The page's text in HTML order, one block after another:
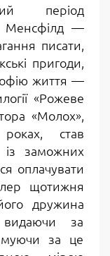
період
Менсфілд —
писати,
пригоди,
життя —
«Рожеве
«Молох»,
став
заможних
оплачувати
щотижня
дружина
видаючи за
за це